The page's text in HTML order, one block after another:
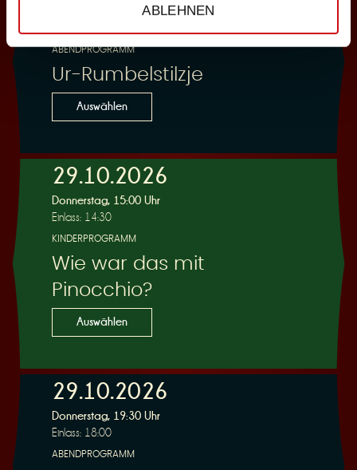
ABLEHNEN
Mittwoch, 19:30 Uhr
ABENDPROGRAMM
Ur-Rumbelstilzje
Auswählen
29.10.2026
Donnerstag, 15:00 Uhr
Einlass: 14:30
KINDERPROGRAMM
Wie war das mit
Pinocchio?
Auswählen
29.10.2026
Donnerstag, 19:30 Uhr
Einlass: 18:00
ABENDPROGRAMM